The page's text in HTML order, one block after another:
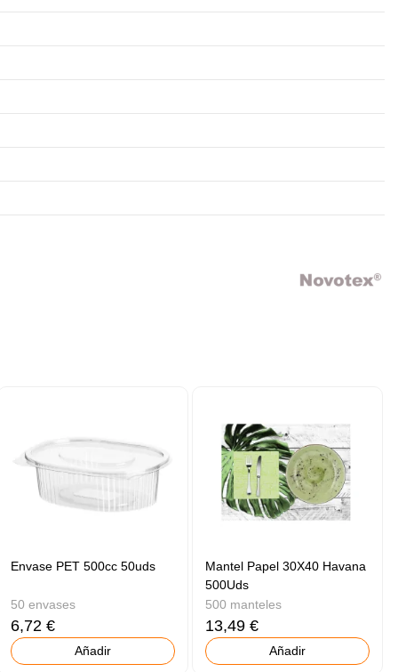
Envase PET 500cc 50uds
50 envases
6,72 €
Añadir
Mantel Papel 30X40 Havana
500Uds
500 manteles
13,49 €
Añadir